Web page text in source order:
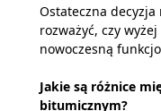
Ostateczna
rozważyć, czy
nowoczesną
Jakie są różnice
bitumicznym?